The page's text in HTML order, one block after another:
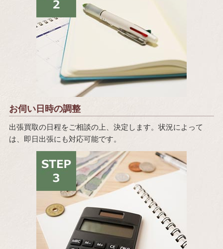
お伺い日時の調整
出張買取の日程をご相談の上、決定します。状況によって
は、即日出張にも対応可能です。